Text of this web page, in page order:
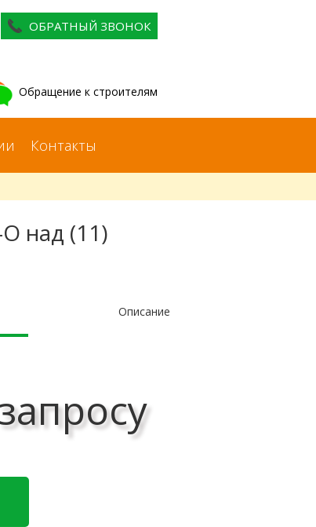
ОБРАТНЫЙ ЗВОНОК
Обращение к строителям
Контакты
над (11)
Описание